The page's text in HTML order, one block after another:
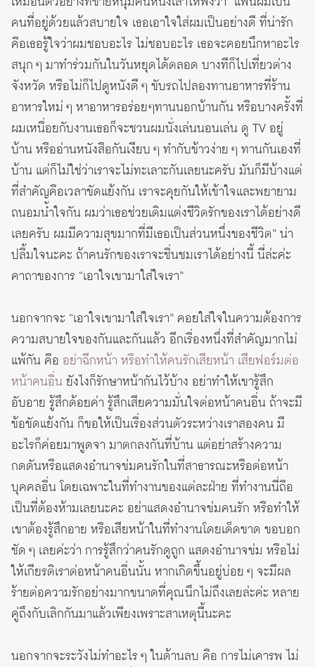
คนที่อยู่ด้วยแล้วสบายใจ เธอเอาใจใส่ผมเป็นอย่างดี ที่น่ารัก
คือเธอรู้ใจว่าผมชอบอะไร ไม่ชอบอะไร เธอจะคอยนึกหาอะไร
สนุก ๆ มาทำร่วมกันในวันหยุดได้ตลอด บางทีก็ไปเที่ยวต่าง
จังหวัด หรือไม่ก็ไปดูหนังดี ๆ ขับรถไปลองทานอาหารที่ร้าน
อาหารใหม่ ๆ หาอาหารอร่อยๆทานนอกบ้านกัน หรือบางครั้งที่
ผมเหนื่อยกับงานเธอก็จะชวนผมนั่งเล่นนอนเล่น ดู TV อยู่
บ้าน หรืออ่านหนังสือกันเงียบ ๆ ทำกับข้าวง่าย ๆ ทานกันเองที่
บ้าน แต่ก็ไม่ใช่ว่าเราจะไม่ทะเลาะกันเลยนะครับ มันก็มีบ้างแต่
ที่สำคัญคือเวลาขัดแย้งกัน เราจะคุยกันให้เข้าใจและพยายาม
ถนอมน้ำใจกัน ผมว่าเธอช่วยเติมแต่งชีวิตรักของเราได้อย่างดี
เลยครับ ผมมีความสุขมากที่มีเธอเป็นส่วนหนึ่งของชีวิต” น่า
ปลื้มใจนะคะ ถ้าคนรักของเราจะชื่นชมเราได้อย่างนี้ นี่ล่ะค่ะ
คาถาของการ “เอาใจเขามาใส่ใจเรา”
นอกจากจะ “เอาใจเขามาใส่ใจเรา” คอยใส่ใจในความต้องการ
ความสบายใจของกันและกันแล้ว อีกเรื่องหนึ่งที่สำคัญมากไม่
แพ้กัน คือ อย่าฉีกหน้า หรือทำให้คนรักเสียหน้า เสียฟอร์มต่อ
หน้าคนอื่นยังไงก็รักษาหน้ากันไว้บ้าง อย่าทำให้เขารู้สึก
อับอาย รู้สึกด้อยค่า รู้สึกเสียความมั่นใจต่อหน้าคนอื่น ถ้าจะมี
ข้อขัดแย้งกัน ก็ขอให้เป็นเรื่องส่วนตัวระหว่างเราสองคน มี
อะไรก็ค่อยมาพูดจา มาตกลงกันที่บ้าน แต่อย่าสร้างความ
กดดันหรือแสดงอำนาจข่มคนรักในที่สาธารณะหรือต่อหน้า
บุคคลอื่น โดยเฉพาะในที่ทำงานของแต่ละฝ่าย ที่ทำงานนี่ถือ
เป็นที่ต้องห้ามเลยนะคะ อย่าแสดงอำนาจข่มคนรัก หรือทำให้
เขาต้องรู้สึกอาย หรือเสียหน้าในที่ทำงานโดยเด็ดขาด ขอบอก
ชัด ๆ เลยค่ะว่า การรู้สึกว่าคนรักดูถูก แสดงอำนาจข่ม หรือไม่
ให้เกียรติเราต่อหน้าคนอื่นนั้น หากเกิดขึ้นอยู่บ่อย ๆ จะมีผล
ร้ายต่อความรักอย่างมากขนาดที่คุณนึกไม่ถึงเลยล่ะค่ะ หลาย
คู่ถึงกับเลิกกันมาแล้วเพียงเพราะสาเหตุนี้นะคะ
นอกจากจะระวังไม่ทำอะไร ๆ ในด้านลบ คือ การไม่เคารพ ไม่